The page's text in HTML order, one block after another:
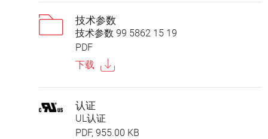
技术参数
技术参数 99 5862 15 19
PDF
下载
认证
UL认证
PDF, 955.00 KB